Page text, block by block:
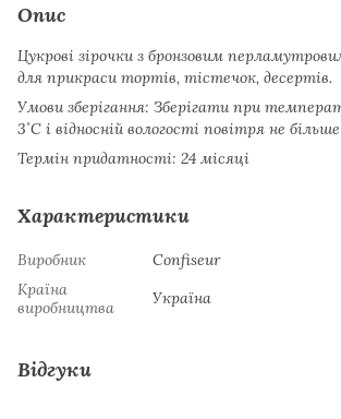
Опис
Цукрові зірочки з бронзовим
для прикраси тортів, тістечок, десертів.
Умови зберігання: Зберігати при
3˚С і відносній вологості повітря не
Термін придатності: 24 місяці
Характеристики
Виробник
Confiseur
Країна
виробництва
Україна
Відгуки